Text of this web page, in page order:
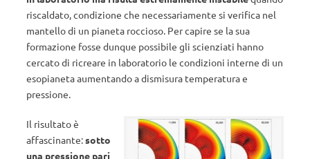
riscaldato, condizione che necessariamente si verifica nel
mantello di un pianeta roccioso. Per capire se la sua
formazione fosse dunque possibile gli scienziati hanno
cercato di ricreare in laboratorio le condizioni interne di un
esopianeta aumentando a dismisura temperatura e
pressione.
Il risultato è
affascinante:sotto
una pressione pari